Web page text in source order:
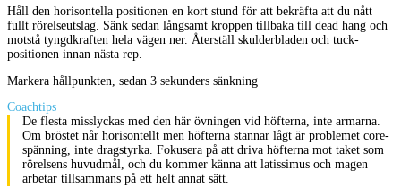
Håll den horisontella positionen en kort stund för att bekräfta att du nått
fullt rörelseutslag. Sänk sedan långsamt kroppen tillbaka till dead hang och
motstå tyngdkraften hela vägen ner. Återställ skulderbladen och tuck-
positionen innan nästa rep.
Markera hållpunkten, sedan 3 sekunders sänkning
Coachtips
De flesta misslyckas med den här övningen vid höfterna, inte armarna.
Om bröstet når horisontellt men höfterna stannar lågt är problemet core-
spänning, inte dragstyrka. Fokusera på att driva höfterna mot taket som
rörelsens huvudmål, och du kommer känna att latissimus och magen
arbetar tillsammans på ett helt annat sätt.